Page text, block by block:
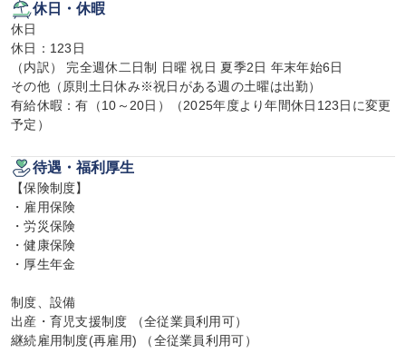
休日・休暇
休日
休日：123日
（内訳） 完全週休二日制 日曜 祝日 夏季2日 年末年始6日
その他（原則土日休み※祝日がある週の土曜は出勤）
有給休暇：有（10～20日）（2025年度より年間休日123日に変更
予定）
待遇・福利厚生
【保険制度】
・雇用保険
・労災保険
・健康保険
・厚生年金
制度、設備
出産・育児支援制度 （全従業員利用可）
継続雇用制度(再雇用) （全従業員利用可）